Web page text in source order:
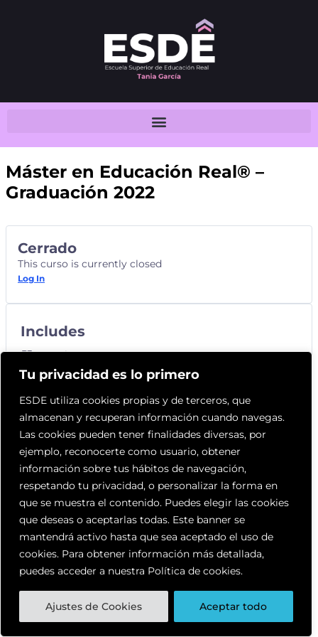
Tu privacidad es lo primero
ESDE utiliza cookies propias y de terceros, que
almacenan y recuperan información cuando navegas.
Las cookies pueden tener finalidades diversas, por
ejemplo, reconocerte como usuario, obtener
información sobre tus hábitos de navegación,
respetando tu privacidad, o personalizar la forma en
que se muestra el contenido. Puedes elegir las cookies
que deseas o aceptarlas todas. Este banner se
mantendrá activo hasta que sea aceptado el uso de
cookies. Para obtener información más detallada,
puedes acceder a nuestra Política de cookies.
Ajustes de Cookies Aceptar todo
Máster en Educación Real® –
Graduación 2022
Contenido del Curso
Ejercicios
Fotos
Vídeo
Cerrado
This curso is currently closed
Log In
Includes
3 Lecciones